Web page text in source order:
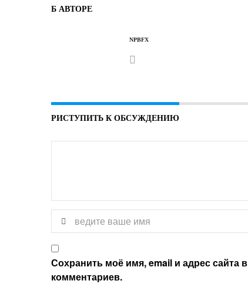
Б АВТОРЕ
NPBFX
РИСТУПИТЬ К ОБСУЖДЕНИЮ
Сохранить моё имя, email и адрес
комментариев.